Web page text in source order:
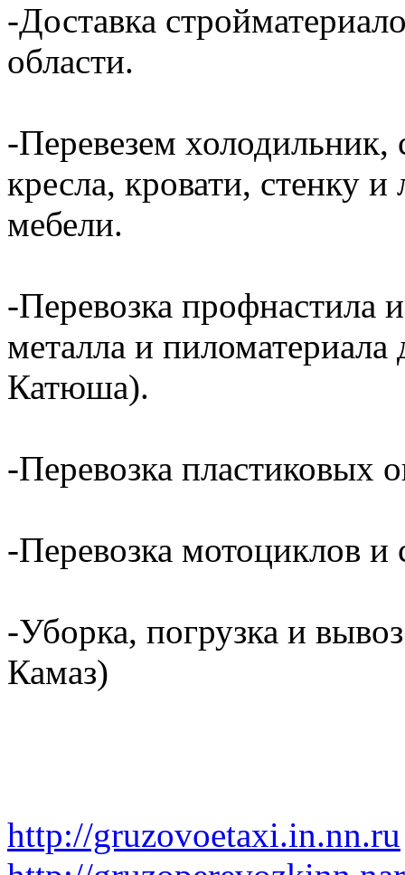
-Доставка
области.
-Перевезем
кресла, кровати, стенку
мебели.
-Перевозка профнастила
металла и
Катюша).
-Перевозка пластиковых
-Перевозка мотоциклов и
-Уборка, погрузка и
Камаз)
http://gruzovoetaxi.in.nn.ru